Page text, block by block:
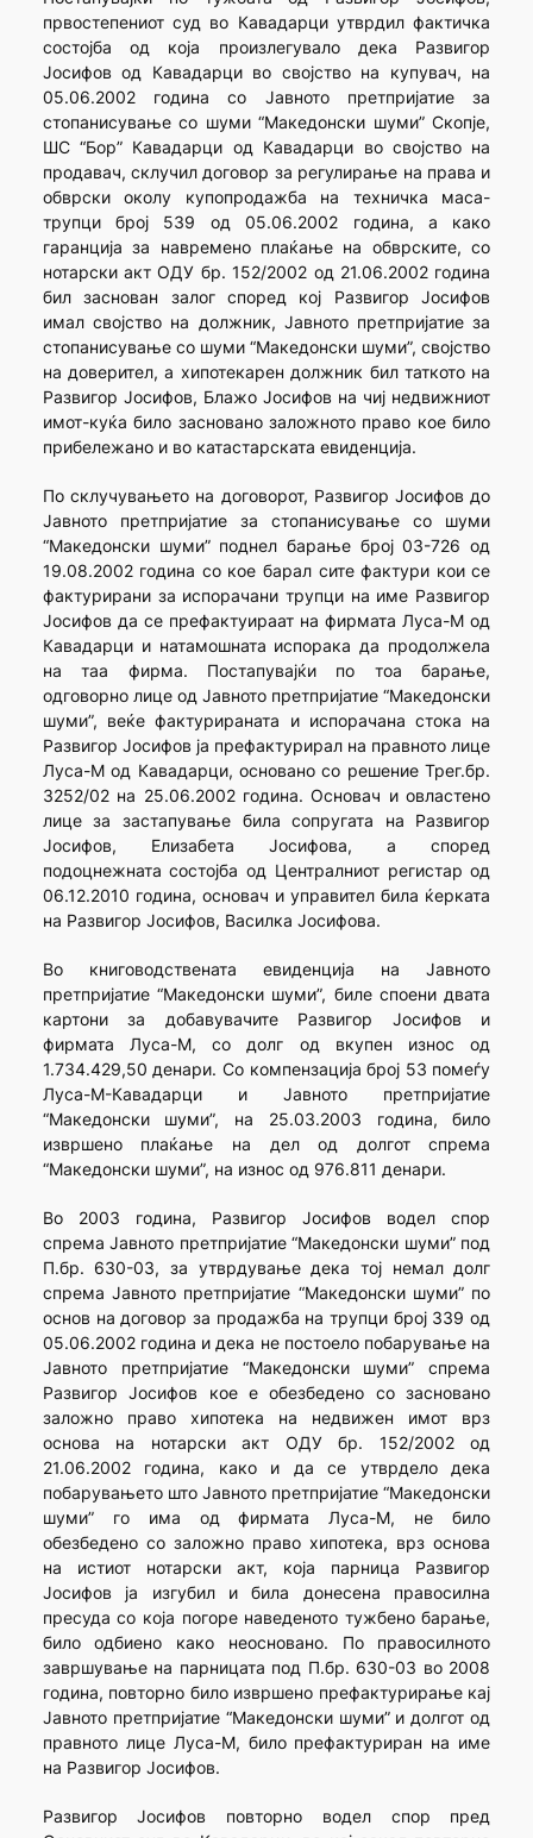
првостепениот суд во Кавадарци утврдил фактичка
состојба од која произлегувало дека Развигор
Јосифов од Кавадарци во својство на купувач, на
05.06.2002 година со Јавното претпријатие за
стопанисување со шуми “Македонски шуми” Скопје,
ШС “Бор” Кавадарци од Кавадарци во својство на
продавач, склучил договор за регулирање на права и
обврски околу купопродажба на техничка маса-
трупци број 539 од 05.06.2002 година, а како
гаранција за навремено плаќање на обврските, со
нотарски акт ОДУ бр. 152/2002 од 21.06.2002 година
бил заснован залог според кој Развигор Јосифов
имал својство на должник, Јавното претпријатие за
стопанисување со шуми “Македонски шуми”, својство
на доверител, а хипотекарен должник бил таткото на
Развигор Јосифов, Блажо Јосифов на чиј недвижниот
имот-куќа било засновано заложното право кое било
прибележано и во катастарската евиденција.
По склучувањето на договорот, Развигор Јосифов до
Јавното претпријатие за стопанисување со шуми
“Македонски шуми” поднел барање број 03-726 од
19.08.2002 година со кое барал сите фактури кои се
фактурирани за испорачани трупци на име Развигор
Јосифов да се префактуираат на фирмата Луса-М од
Кавадарци и натамошната испорака да продолжела
на таа фирма. Постапувајќи по тоа барање,
одговорно лице од Јавното претпријатие “Македонски
шуми”, веќе фактурираната и испорачана стока на
Развигор Јосифов ја префактурирал на правното лице
Луса-М од Кавадарци, основано со решение Трег.бр.
3252/02 на 25.06.2002 година. Основач и овластено
лице за застапување била сопругата на Развигор
Јосифов, Елизабета Јосифова, а според
подоцнежната состојба од Централниот регистар од
06.12.2010 година, основач и управител била ќерката
на Развигор Јосифов, Василка Јосифова.
Во книговодствената евиденција на Јавното
претпријатие “Македонски шуми”, биле споени двата
картони за добавувачите Развигор Јосифов и
фирмата Луса-М, со долг од вкупен износ од
1.734.429,50 денари. Со компензација број 53 помеѓу
Луса-М-Кавадарци и Јавното претпријатие
“Македонски шуми”, на 25.03.2003 година, било
извршено плаќање на дел од долгот спрема
“Македонски шуми”, на износ од 976.811 денари.
Во 2003 година, Развигор Јосифов водел спор
спрема Јавното претпријатие “Македонски шуми” под
П.бр. 630-03, за утврдување дека тој немал долг
спрема Јавното претпријатие “Македонски шуми” по
основ на договор за продажба на трупци број 339 од
05.06.2002 година и дека не постоело побарување на
Јавното претпријатие “Македонски шуми” спрема
Развигор Јосифов кое е обезбедено со засновано
заложно право хипотека на недвижен имот врз
основа на нотарски акт ОДУ бр. 152/2002 од
21.06.2002 година, како и да се утврдело дека
побарувањето што Јавното претпријатие “Македонски
шуми” го има од фирмата Луса-М, не било
обезбедено со заложно право хипотека, врз основа
на истиот нотарски акт, која парница Развигор
Јосифов ја изгубил и била донесена правосилна
пресуда со која погоре наведеното тужбено барање,
било одбиено како неосновано. По правосилното
завршување на парницата под П.бр. 630-03 во 2008
година, повторно било извршено префактурирање кај
Јавното претпријатие “Македонски шуми” и долгот од
правното лице Луса-М, било префактуриран на име
на Развигор Јосифов.
Развигор Јосифов повторно водел спор пред